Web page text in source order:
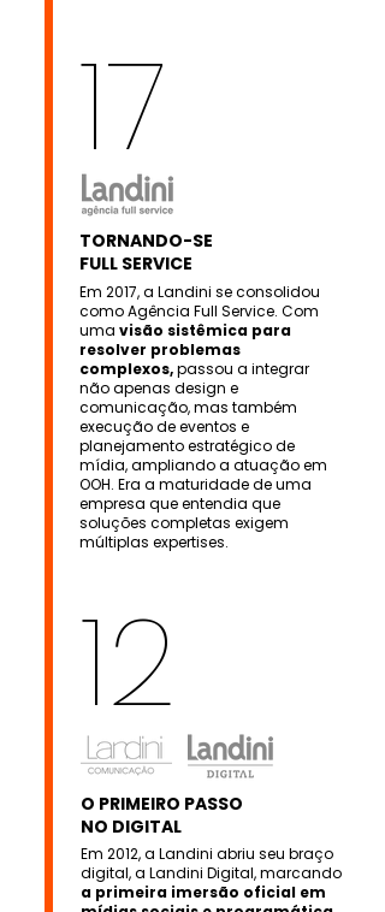
17
TORNANDO-SE
FULL SERVICE
Em 2017, a Landini se consolidou
como Agência Full Service. Com
uma visão sistêmica para
resolver problemas
complexos,passou a integrar
não apenas design e
comunicação, mas também
execução de eventos e
planejamento estratégico de
mídia, ampliando a atuação em
OOH. Era a maturidade de uma
empresa que entendia que
soluções completas exigem
múltiplas expertises.
12
O PRIMEIRO PASSO
NO DIGITAL
Em 2012, a Landini abriu seu braço
digital, a Landini Digital, marcando
a primeira imersão oficial em